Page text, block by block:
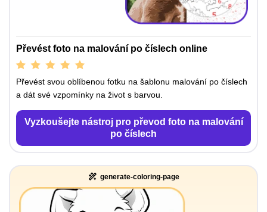
Převést foto na malování po číslech online
Převést svou oblíbenou fotku na šablonu malování po číslech
a dát své vzpomínky na život s barvou.
Vyzkoušejte nástroj pro převod foto na malování
po číslech
generate-coloring-page